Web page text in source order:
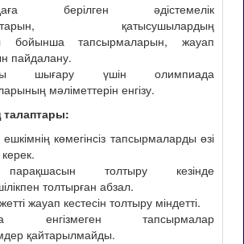
берілген әдістемелік
қатысушылардың
бойынша тапсырмаларын, жауап
пайдалану.
шығару үшін олимпиада
мәліметтерін енгізу.
көмегінсіз тапсырмаларды өзі
толтыру кезінде
толтырған абзал.
жауап кестесін толтыру міндетті.
енгізмеген тапсырмалар
қайтарылмайды.